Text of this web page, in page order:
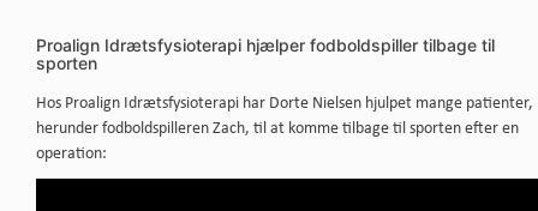
Proalign Idrætsfysioterapi hjælper fodboldspiller tilbage til
sporten
Hos Proalign Idrætsfysioterapi har Dorte Nielsen hjulpet mange patienter,
herunder fodboldspilleren Zach, til at komme tilbage til sporten efter en
operation: